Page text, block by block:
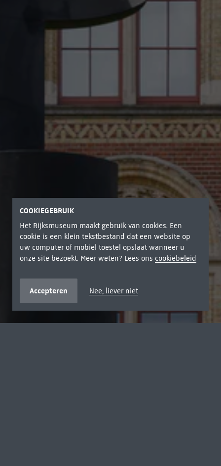
COOKIEGEBRUIK
Het Rijksmuseum maakt gebruik van cookies. Een
cookie is een klein tekstbestand dat een website op
uw computer of mobiel toestel opslaat wanneer u
onze site bezoekt. Meer weten? Lees ons cookiebeleid
Accepteren Nee, liever niet